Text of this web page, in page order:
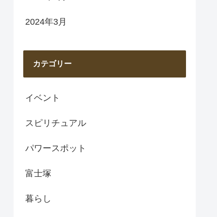
2024年3月
カテゴリー
イベント
スピリチュアル
パワースポット
富士塚
暮らし